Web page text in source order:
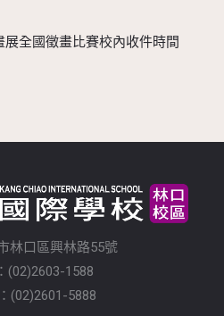
全國徵畫比賽校內收件時間
林口區興林路55號
(02)2603-1588
(02)2601-5888